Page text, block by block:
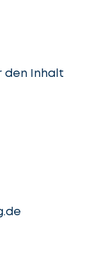
den Inhalt